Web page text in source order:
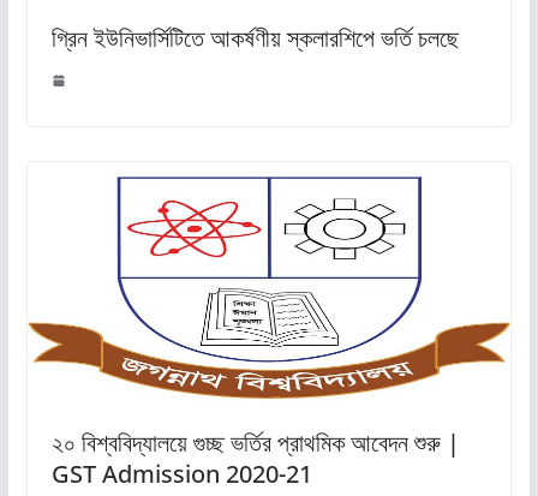
গ্রিন ইউনিভার্সিটিতে আকর্ষণীয় স্কলারশিপে ভর্তি চলছে
২০ বিশ্ববিদ্যালয়ে গুচ্ছ ভর্তির প্রাথমিক আবেদন শুরু |
GST Admission 2020-21